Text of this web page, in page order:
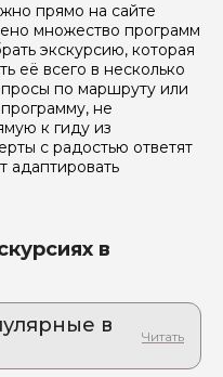
прямо на сайте
множество программ
экскурсию, которая
её всего в несколько
по маршруту или
не
к гиду из
с радостью ответят
адаптировать
в
в